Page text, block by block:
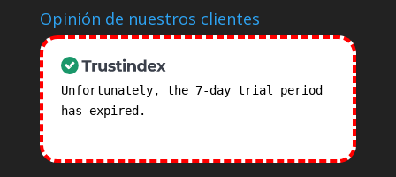
Opinión de nuestros clientes
Unfortunately, the 7-day trial period
has expired.